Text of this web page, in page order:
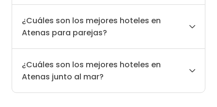
¿Cuáles son los mejores hoteles en
Atenas para parejas?
¿Cuáles son los mejores hoteles en
Atenas junto al mar?